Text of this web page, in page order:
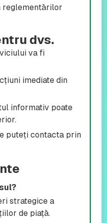
reglementărilor
dvs.
va fi
imediate din
informativ poate
puteți contacta prin
strategice a
de piață.